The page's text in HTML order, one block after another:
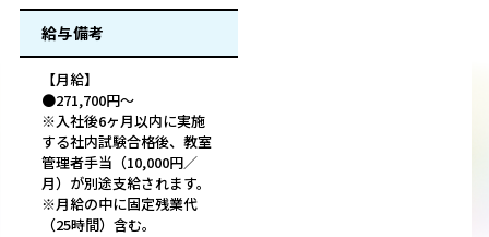
給与備考
【月給】
●271,700円～
※入社後6ヶ月以内に実施
する社内試験合格後、教室
管理者手当（10,000円／
月）が別途支給されます。
※月給の中に固定残業代
（25時間）含む。